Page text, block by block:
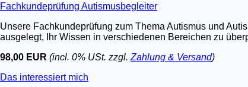
Fachkundeprüfung Autismusbegleiter
Unsere Fachkundeprüfung zum Thema Autismus und
ausgelegt, Ihr Wissen in verschiedenen Bereichen zu
98,00 EUR (incl. 0% USt. zzgl. Zahlung & Versand)
Das interessiert mich